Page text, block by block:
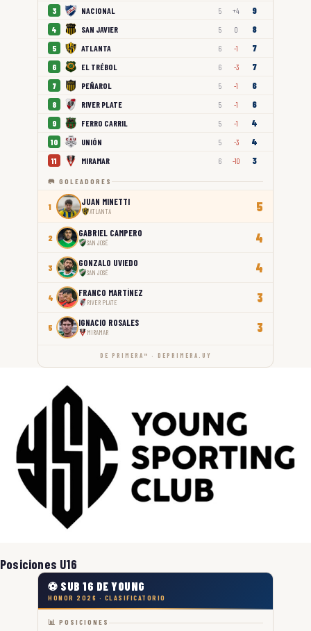
3 NACIONAL 5 +4 9
4 SAN JAVIER 5 0 8
5 ATLANTA 6 -1 7
6 EL TRÉBOL 6 -3 7
7 PEÑAROL 5 -1 6
8 RIVER PLATE 5 -1 6
9 FERRO CARRIL 5 -1 4
10 UNIÓN 5 -3 4
11 MIRAMAR 6 -10 3
🥅 GOLEADORES
1 JUAN MINETTI
ATLANTA 5
2 GABRIEL CAMPERO
SAN JOSÉ 4
3 GONZALO UVIEDO
SAN JOSÉ 4
4 FRANCO MARTÍNEZ
RIVER PLATE 3
5 IGNACIO ROSALES
MIRAMAR 3
DE PRIMERA™ · DEPRIMERA.UY
Posiciones U16
⚽ SUB 16 DE YOUNG
HONOR 2026 · CLASIFICATORIO
📊 POSICIONES